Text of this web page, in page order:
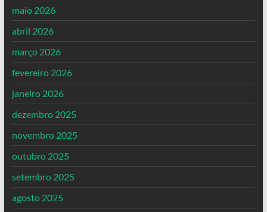
maio 2026
abril 2026
março 2026
fevereiro 2026
janeiro 2026
dezembro 2025
novembro 2025
outubro 2025
setembro 2025
agosto 2025